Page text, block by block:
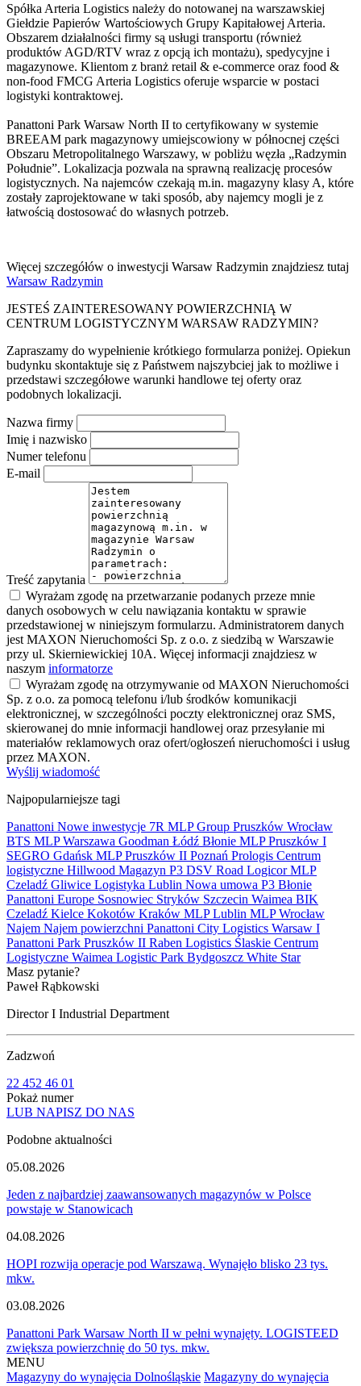
Spółka Arteria Logistics należy do notowanej na warszawskiej
Giełdzie Papierów Wartościowych Grupy Kapitałowej Arteria.
Obszarem działalności firmy są usługi transportu (również
produktów AGD/RTV wraz z opcją ich montażu), spedycyjne i
magazynowe. Klientom z branż retail & e-commerce oraz food &
non-food FMCG Arteria Logistics oferuje wsparcie w postaci
logistyki kontraktowej.
Panattoni Park Warsaw North II to certyfikowany w systemie
BREEAM park magazynowy umiejscowiony w północnej części
Obszaru Metropolitalnego Warszawy, w pobliżu węzła „Radzymin
Południe”. Lokalizacja pozwala na sprawną realizację procesów
logistycznych. Na najemców czekają m.in. magazyny klasy A, które
zostały zaprojektowane w taki sposób, aby najemcy mogli je z
łatwością dostosować do własnych potrzeb.
Więcej szczegółów o inwestycji Warsaw Radzymin znajdziesz tutaj
Warsaw Radzymin
JESTEŚ ZAINTERESOWANY POWIERZCHNIĄ W
CENTRUM LOGISTYCZNYM WARSAW RADZYMIN?
Zapraszamy do wypełnienie krótkiego formularza poniżej. Opiekun
budynku skontaktuje się z Państwem najszybciej jak to możliwe i
przedstawi szczegółowe warunki handlowe tej oferty oraz
podobnych lokalizacji.
Nazwa firmy
Imię i nazwisko
Numer telefonu
E-mail
Treść zapytania
Wyrażam zgodę na przetwarzanie podanych przeze mnie
danych osobowych w celu nawiązania kontaktu w sprawie
przedstawionej w niniejszym formularzu. Administratorem danych
jest MAXON Nieruchomości Sp. z o.o. z siedzibą w Warszawie
przy ul. Skierniewickiej 10A. Więcej informacji znajdziesz w
naszym informatorze
Wyrażam zgodę na otrzymywanie od MAXON Nieruchomości
Sp. z o.o. za pomocą telefonu i/lub środków komunikacji
elektronicznej, w szczególności poczty elektronicznej oraz SMS,
skierowanej do mnie informacji handlowej oraz przesyłanie mi
materiałów reklamowych oraz ofert/ogłoszeń nieruchomości i usług
przez MAXON.
Wyślij wiadomość
Najpopularniejsze tagi
Panattoni Nowe inwestycje 7R MLP Group Pruszków Wrocław
BTS MLPWarszawa Goodman Łódź Błonie MLP Pruszków I
SEGRO Gdańsk MLP Pruszków II Poznań Prologis Centrum
logistyczne Hillwood Magazyn P3 DSV Road LogicorMLP
Czeladź Gliwice Logistyka Lublin Nowa umowa P3 Błonie
Panattoni Europe Sosnowiec Stryków Szczecin Waimea BIK
Czeladź Kielce Kokotów Kraków MLP Lublin MLP Wrocław
Najem Najem powierzchni Panattoni City Logistics Warsaw I
Panattoni Park Pruszków II Raben Logistics Ślaskie Centrum
Logistyczne Waimea Logistic Park Bydgoszcz White Star
Masz pytanie?
Paweł Rąbkowski
Director I Industrial Department
Zadzwoń
22 452 46 01
Pokaż numer
LUB NAPISZ DO NAS
Podobne aktualności
05.08.2026
Jeden z najbardziej zaawansowanych magazynów w Polsce
powstaje w Stanowicach
04.08.2026
HOPI rozwija operacje pod Warszawą. Wynajęło blisko 23 tys.
mkw.
03.08.2026
Panattoni Park Warsaw North II w pełni wynajęty. LOGISTEED
zwiększa powierzchnię do 50 tys. mkw.
MENU
Magazyny do wynajęcia Dolnośląskie Magazyny do wynajęcia